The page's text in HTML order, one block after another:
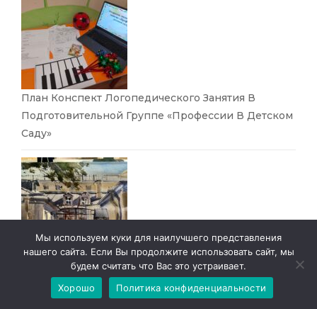
План Конспект Логопедического Занятия В
Подготовительной Группе «Профессии В Детском
Саду»
«Пленэр, Как Место Вдохновения»
Мы используем куки для наилучшего представления
нашего сайта. Если Вы продолжите использовать сайт, мы
будем считать что Вас это устраивает.
Хорошо
Политика конфиденциальности